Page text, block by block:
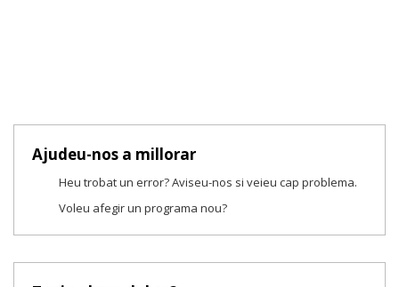
Ajudeu-nos a millorar
Heu trobat un error? Aviseu-nos si veieu cap problema.
Voleu afegir un programa nou?